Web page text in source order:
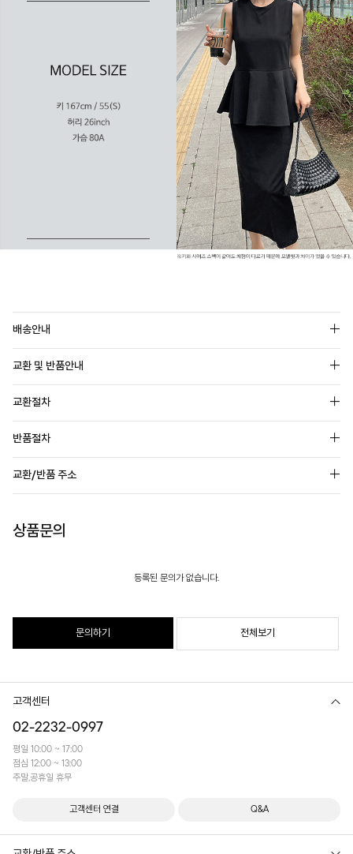
배송안내
교환 및 반품안내
교환절차
반품절차
교환/반품 주소
상품문의
등록된 문의가 없습니다.
문의하기 전체보기
고객센터
02-2232-0997
평일 10:00 ~ 17:00
점심 12:00 ~ 13:00
주말,공휴일 휴무
고객센터 연결 Q&A